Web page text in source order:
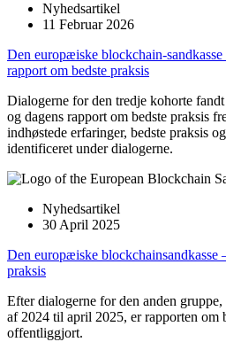
Nyhedsartikel
11 Februar 2026
Den europæiske blockchain-
rapport om bedste praksis
Dialogerne for den tredje kohorte
og dagens rapport om bedste praksis
indhøstede erfaringer, bedste praksis
identificeret under dialogerne.
Nyhedsartikel
30 April 2025
Den europæiske blockchainsandkasse
praksis
Efter dialogerne for den anden
af 2024 til april 2025, er rapporten om
offentliggjort.